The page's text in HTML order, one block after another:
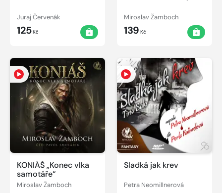
Juraj Červenák
125Kč
Miroslav Žamboch
139 Kč
KONIÁŠ „Konec vlka
samotáře“
Miroslav Žamboch
Sladká jak krev
Petra Neomillnerová